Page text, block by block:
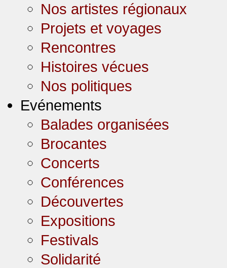
Nos artistes régionaux
Projets et voyages
Rencontres
Histoires vécues
Nos politiques
Evénements
Balades organisées
Brocantes
Concerts
Conférences
Découvertes
Expositions
Festivals
Solidarité